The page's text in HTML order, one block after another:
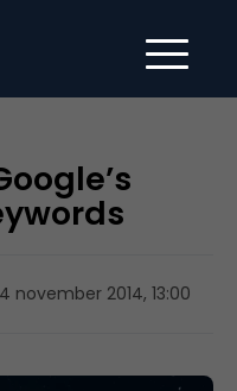
november 2014, 13:00